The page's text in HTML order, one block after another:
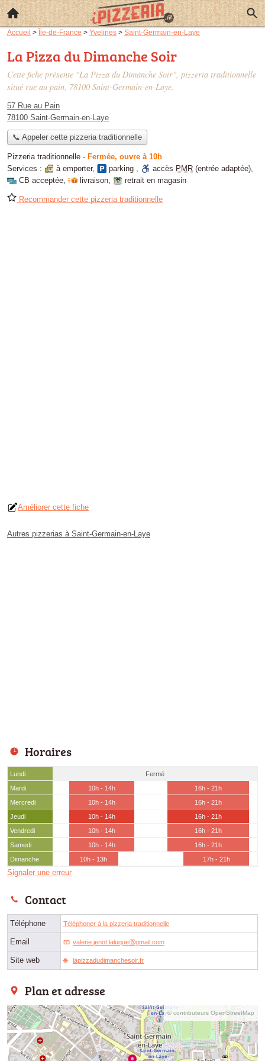
Accueil > Île-de-France > Yvelines > Saint-Germain-en-Laye
La Pizza du Dimanche Soir
Cette fiche présente "La Pizza du Dimanche Soir", pizzeria traditionnelle
situé rue au pain, 78100 Saint-Germain-en-Laye.
57 Rue au Pain
78100 Saint-Germain-en-Laye
📞 Appeler cette pizzeria traditionnelle
Pizzeria traditionnelle - Fermée, ouvre à 10h
Services :
à emporter, parking , accès PMR (entrée adaptée),
CB acceptée, livraison, retrait en magasin
Recommander cette pizzeria traditionnelle
Améliorer cette fiche
Autres pizzerias à Saint-Germain-en-Laye
Horaires
Lundi
Fermé
Mardi
10h - 14h
16h - 21h
Mercredi
10h - 14h
16h - 21h
Jeudi
10h - 14h
16h - 21h
Vendredi
10h - 14h
16h - 21h
Samedi
10h - 14h
16h - 21h
Dimanche
10h - 13h 17h - 21h
Signaler une erreur
Contact
Téléphone Téléphoner à la pizzeria traditionnelle
Email valerie.jenot.laluqueⓐgmail.com
Site web lapizzadudimanchesoir.fr
Plan et adresse
© contributeurs OpenStreetMap